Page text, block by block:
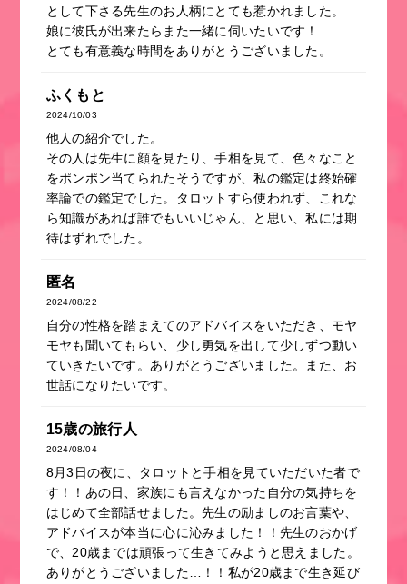
として下さる先生のお人柄にとても惹かれました。
娘に彼氏が出来たらまた一緒に伺いたいです！
とても有意義な時間をありがとうございました。
ふくもと
2024/10/03
他人の紹介でした。
その人は先生に顔を見たり、手相を見て、色々なこと
をポンポン当てられたそうですが、私の鑑定は終始確
率論での鑑定でした。タロットすら使われず、これな
ら知識があれば誰でもいいじゃん、と思い、私には期
待はずれでした。
匿名
2024/08/22
自分の性格を踏まえてのアドバイスをいただき、モヤ
モヤも聞いてもらい、少し勇気を出して少しずつ動い
ていきたいです。ありがとうございました。また、お
世話になりたいです。
15歳の旅行人
2024/08/04
8月3日の夜に、タロットと手相を見ていただいた者で
す！！あの日、家族にも言えなかった自分の気持ちを
はじめて全部話せました。先生の励ましのお言葉や、
アドバイスが本当に心に沁みました！！先生のおかげ
で、20歳までは頑張って生きてみようと思えました。
ありがとうございました…！！私が20歳まで生き延び